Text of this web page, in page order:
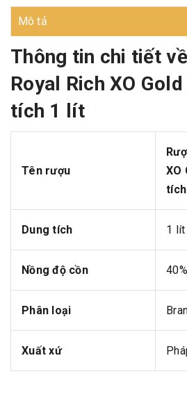
Mô tả
Thông tin chi tiết
Royal Rich XO
tích 1 lít
Tên rượu
XO
Dung tích 1 lít
Nồng độ cồn 40%
Phân loại
Xuất xứ